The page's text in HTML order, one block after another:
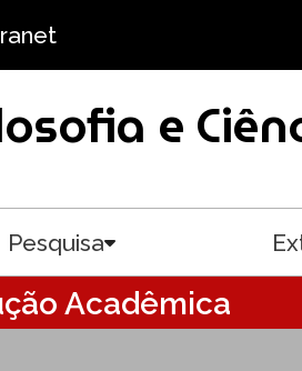
e
Pesquisa
Acadêmica